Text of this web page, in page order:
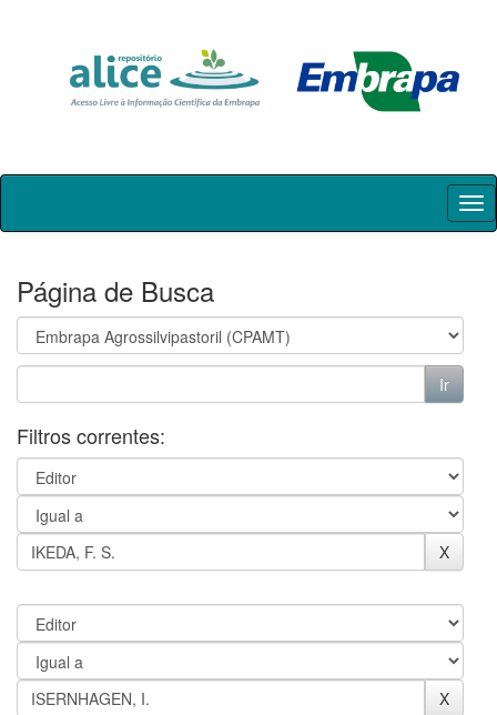
Skip
Página de Busca
Filtros correntes: